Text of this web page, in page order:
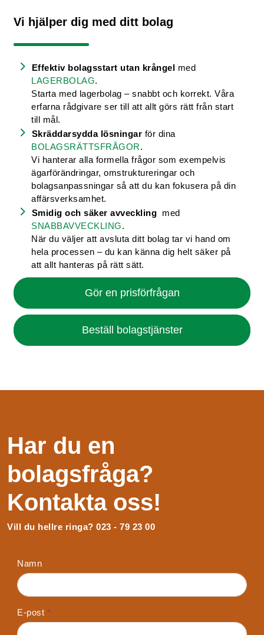
Vi hjälper dig med ditt bolag
Effektiv bolagsstart utan krångel med
LAGERBOLAG.
Starta med lagerbolag – snabbt och korrekt. Våra
erfarna rådgivare ser till att allt görs rätt från start
till mål.
Skräddarsydda lösningar för dina
BOLAGSRÄTTSFRÅGOR.
Vi hanterar alla formella frågor som exempelvis
ägarförändringar, omstruktureringar och
bolagsanpassningar så att du kan fokusera på din
affärsverksamhet.
Smidig och säker avveckling med
SNABBAVVECKLING.
När du väljer att avsluta ditt bolag tar vi hand om
hela processen – du kan känna dig helt säker på
att allt hanteras på rätt sätt.
Gör en prisförfrågan
Beställ bolagstjänster
Har du en
bolagsfråga?
Kontakta oss!
Vill du hellre ringa? 023 - 79 23 00
Namn
E-post *